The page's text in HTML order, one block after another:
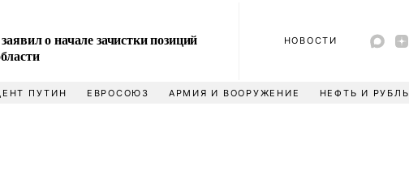
о начале зачистки позиций
НОВОСТИ
ПУТИН ЕВРОСОЮЗ АРМИЯ И ВООРУЖЕНИЕ НЕФТЬ И РУБЛЬ